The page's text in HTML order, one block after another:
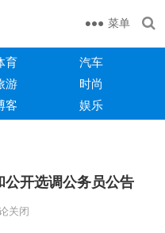
菜单
育
汽车
游
时尚
客 娱乐
开选调公务员公告
关闭